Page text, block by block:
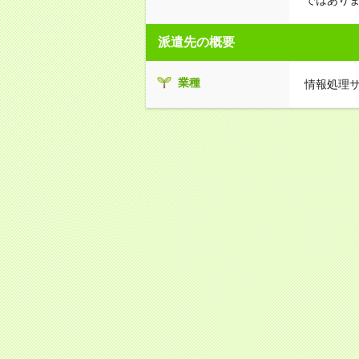
派遣先の概要
業種 情報処理